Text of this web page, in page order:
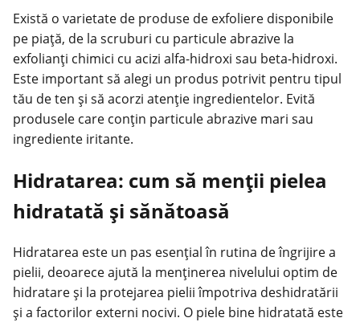
Există o varietate de produse de exfoliere disponibile
pe piață, de la scruburi cu particule abrazive la
exfolianți chimici cu acizi alfa-hidroxi sau beta-hidroxi.
Este important să alegi un produs potrivit pentru tipul
tău de ten și să acorzi atenție ingredientelor. Evită
produsele care conțin particule abrazive mari sau
ingrediente iritante.
Hidratarea: cum să menții pielea
hidratată și sănătoasă
Hidratarea este un pas esențial în rutina de îngrijire a
pielii, deoarece ajută la menținerea nivelului optim de
hidratare și la protejarea pielii împotriva deshidratării
și a factorilor externi nocivi. O piele bine hidratată este